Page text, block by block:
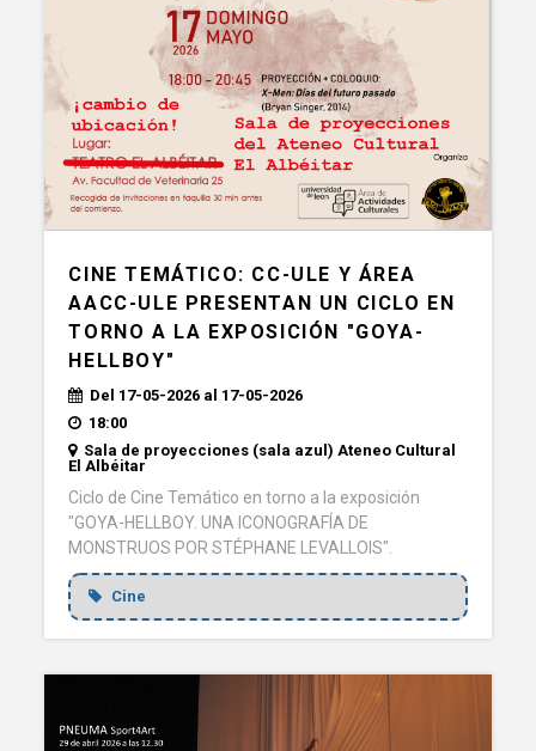
CINE TEMÁTICO: CC-ULE Y ÁREA
AACC-ULE PRESENTAN UN CICLO EN
TORNO A LA EXPOSICIÓN "GOYA-
HELLBOY"
Del 17-05-2026 al 17-05-2026
18:00
Sala de proyecciones (sala azul) Ateneo Cultural
El Albéitar
Ciclo de Cine Temático en torno a la exposición
"GOYA-HELLBOY. UNA ICONOGRAFÍA DE
MONSTRUOS POR STÉPHANE LEVALLOIS".
Cine